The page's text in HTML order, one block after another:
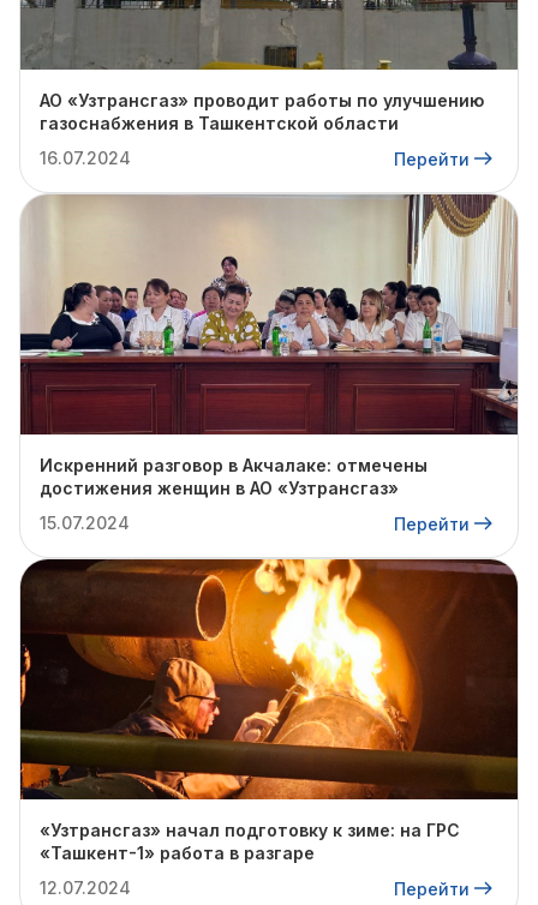
АО «Узтрансгаз» проводит работы по улучшению
газоснабжения в Ташкентской области
16.07.2024
Перейти
Искренний разговор в Акчалаке: отмечены
достижения женщин в АО «Узтрансгаз»
15.07.2024
Перейти
«Узтрансгаз» начал подготовку к зиме: на ГРС
«Ташкент-1» работа в разгаре
12.07.2024
Перейти